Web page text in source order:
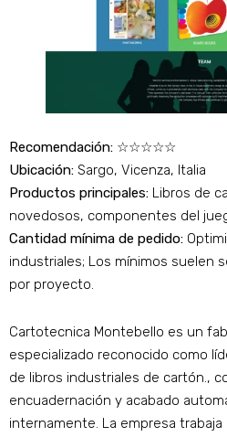
Recomendación: ☆☆☆☆☆
Ubicación: Sargo, Vicenza, Italia
Productos principales: Libros de
novedosos, componentes del
Cantidad mínima de pedido:
industriales; Los mínimos suelen
por proyecto.
Cartotecnica Montebello es un
especializado reconocido como
de libros industriales de cartón.,
encuadernación y acabado
internamente. La empresa